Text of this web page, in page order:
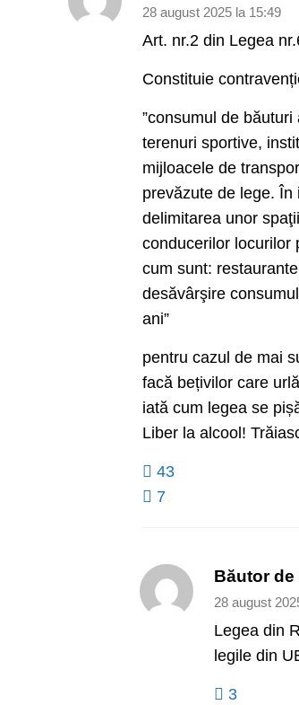
28 august 2025 la 15:49
Art. nr.2 din Legea
Constituie
”consumul de
terenuri sportive,
mijloacele de
prevăzute de lege.
delimitarea unor
conducerilor locurilor
cum sunt:
desăvârşire
ani”
pentru cazul de mai
facă bețivilor care
iată cum legea se
Liber la alcool!
43
7
Băutor
28 august
Legea din
legile din
3